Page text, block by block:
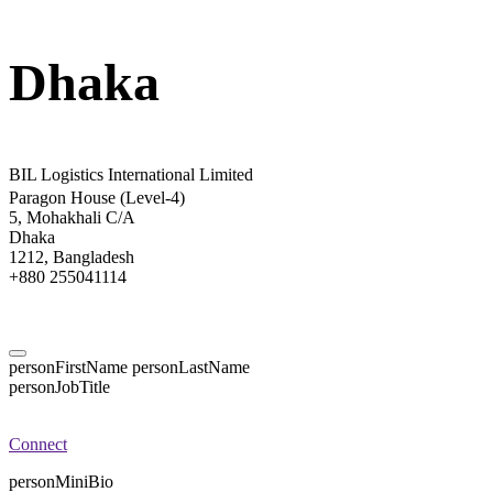
Dhaka
BIL Logistics International Limited
Paragon House (Level-4)
5, Mohakhali C/A
Dhaka
1212, Bangladesh
+880 255041114
personFirstName personLastName
personJobTitle
Connect
personMiniBio